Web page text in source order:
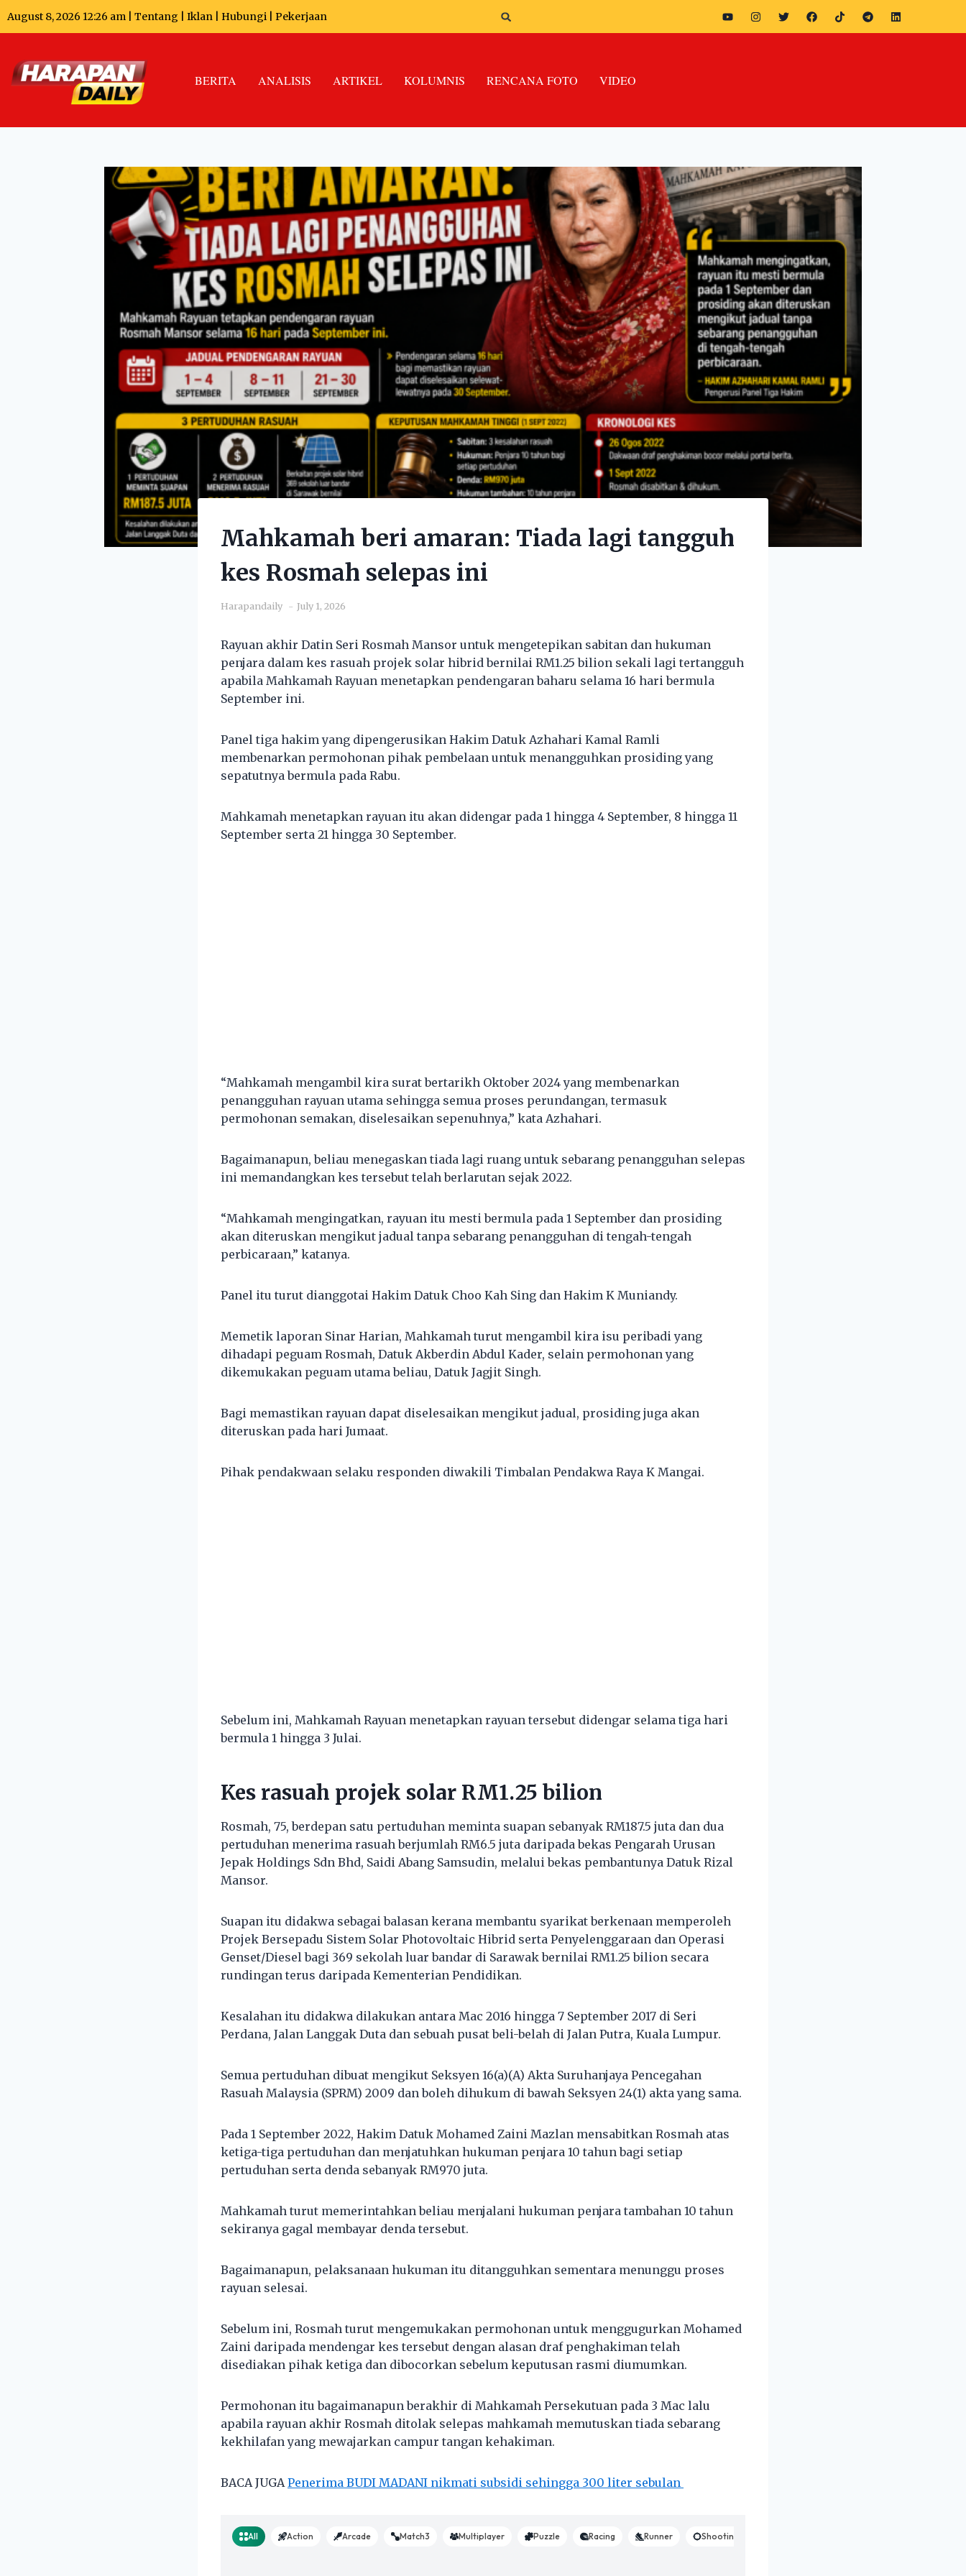
August 8, 2026 12:26 am | Tentang Iklan Hubungi Pekerjaan
BERITA ANALISIS ARTIKEL KOLUMNIS RENCANA FOTO VIDEO
Mahkamah beri amaran: Tiada lagi tangguh
kes Rosmah selepas ini
Harapandaily July 1, 2026
Rayuan akhir Datin Seri Rosmah Mansor untuk mengetepikan sabitan dan hukuman
penjara dalam kes rasuah projek solar hibrid bernilai RM1.25 bilion sekali lagi tertangguh
apabila Mahkamah Rayuan menetapkan pendengaran baharu selama 16 hari bermula
September ini.
Panel tiga hakim yang dipengerusikan Hakim Datuk Azhahari Kamal Ramli
membenarkan permohonan pihak pembelaan untuk menangguhkan prosiding yang
sepatutnya bermula pada Rabu.
Mahkamah menetapkan rayuan itu akan didengar pada 1 hingga 4 September, 8 hingga 11
September serta 21 hingga 30 September.
“Mahkamah mengambil kira surat bertarikh Oktober 2024 yang membenarkan
penangguhan rayuan utama sehingga semua proses perundangan, termasuk
permohonan semakan, diselesaikan sepenuhnya,” kata Azhahari.
Bagaimanapun, beliau menegaskan tiada lagi ruang untuk sebarang penangguhan selepas
ini memandangkan kes tersebut telah berlarutan sejak 2022.
“Mahkamah mengingatkan, rayuan itu mesti bermula pada 1 September dan prosiding
akan diteruskan mengikut jadual tanpa sebarang penangguhan di tengah-tengah
perbicaraan,” katanya.
Panel itu turut dianggotai Hakim Datuk Choo Kah Sing dan Hakim K Muniandy.
Memetik laporan Sinar Harian, Mahkamah turut mengambil kira isu peribadi yang
dihadapi peguam Rosmah, Datuk Akberdin Abdul Kader, selain permohonan yang
dikemukakan peguam utama beliau, Datuk Jagjit Singh.
Bagi memastikan rayuan dapat diselesaikan mengikut jadual, prosiding juga akan
diteruskan pada hari Jumaat.
Pihak pendakwaan selaku responden diwakili Timbalan Pendakwa Raya K Mangai.
Sebelum ini, Mahkamah Rayuan menetapkan rayuan tersebut didengar selama tiga hari
bermula 1 hingga 3 Julai.
Kes rasuah projek solar RM1.25 bilion
Rosmah, 75, berdepan satu pertuduhan meminta suapan sebanyak RM187.5 juta dan dua
pertuduhan menerima rasuah berjumlah RM6.5 juta daripada bekas Pengarah Urusan
Jepak Holdings Sdn Bhd, Saidi Abang Samsudin, melalui bekas pembantunya Datuk Rizal
Mansor.
Suapan itu didakwa sebagai balasan kerana membantu syarikat berkenaan memperoleh
Projek Bersepadu Sistem Solar Photovoltaic Hibrid serta Penyelenggaraan dan Operasi
Genset/Diesel bagi 369 sekolah luar bandar di Sarawak bernilai RM1.25 bilion secara
rundingan terus daripada Kementerian Pendidikan.
Kesalahan itu didakwa dilakukan antara Mac 2016 hingga 7 September 2017 di Seri
Perdana, Jalan Langgak Duta dan sebuah pusat beli-belah di Jalan Putra, Kuala Lumpur.
Semua pertuduhan dibuat mengikut Seksyen 16(a)(A) Akta Suruhanjaya Pencegahan
Rasuah Malaysia (SPRM) 2009 dan boleh dihukum di bawah Seksyen 24(1) akta yang sama.
Pada 1 September 2022, Hakim Datuk Mohamed Zaini Mazlan mensabitkan Rosmah atas
ketiga-tiga pertuduhan dan menjatuhkan hukuman penjara 10 tahun bagi setiap
pertuduhan serta denda sebanyak RM970 juta.
Mahkamah turut memerintahkan beliau menjalani hukuman penjara tambahan 10 tahun
sekiranya gagal membayar denda tersebut.
Bagaimanapun, pelaksanaan hukuman itu ditangguhkan sementara menunggu proses
rayuan selesai.
Sebelum ini, Rosmah turut mengemukakan permohonan untuk menggugurkan Mohamed
Zaini daripada mendengar kes tersebut dengan alasan draf penghakiman telah
disediakan pihak ketiga dan dibocorkan sebelum keputusan rasmi diumumkan.
Permohonan itu bagaimanapun berakhir di Mahkamah Persekutuan pada 3 Mac lalu
apabila rayuan akhir Rosmah ditolak selepas mahkamah memutuskan tiada sebarang
kekhilafan yang mewajarkan campur tangan kehakiman.
BACA JUGAPenerima BUDI MADANI nikmati subsidi sehingga 300 liter sebulan